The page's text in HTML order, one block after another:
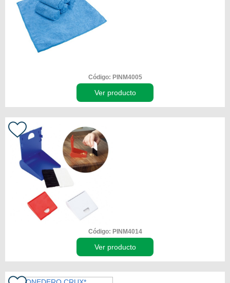
Código: PINM4005
Ver producto
Código: PINM4014
Ver producto